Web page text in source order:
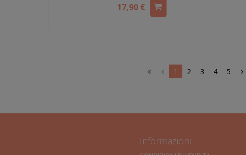
17,90 €
1 2 3 4 5
Informazioni